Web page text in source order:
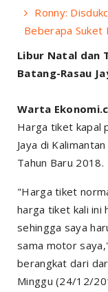
Ronny:
Beberapa Suket
Libur Natal dan
Batang-Rasau
Warta
Harga tiket kapal
Jaya di
Tahun Baru 2018.
"Harga tiket
harga tiket kali ini
sehingga saya
sama motor
berangkat dari
Minggu (24/12/